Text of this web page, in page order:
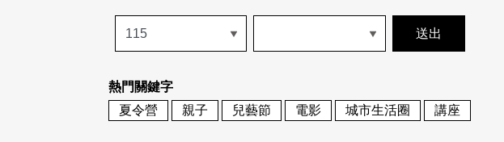
熱門關鍵字
夏令營
親子 兒藝節 電影 城市生活圈 講座